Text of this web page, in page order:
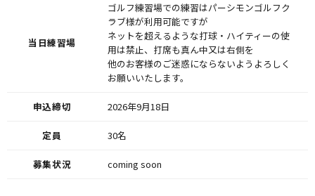
当日練習場
ゴルフ練習場での練習はパーシモンゴルフク
ラブ様が利用可能ですが
ネットを超えるような打球・ハイティーの使
用は禁止、打席も真ん中又は右側を
他のお客様のご迷惑にならないようよろしく
お願いいたします。
申込締切 2026年9月18日
定員 30名
募集状況 coming soon